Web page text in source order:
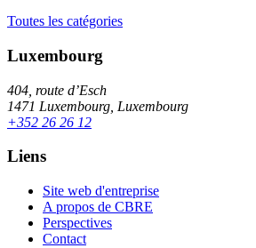
Toutes les catégories
Luxembourg
404, route d’Esch
1471 Luxembourg, Luxembourg
+352 26 26 12
Liens
Site web d'entreprise
A propos de CBRE
Perspectives
Contact